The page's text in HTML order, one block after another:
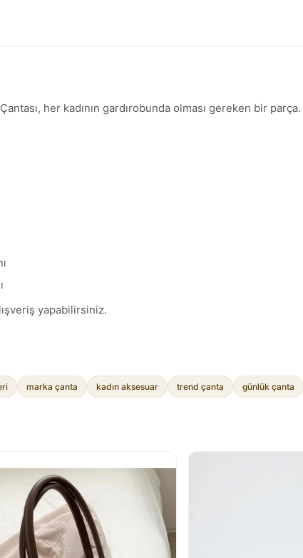
her kadının gardırobunda olması gereken bir
yapabilirsiniz.
marka çanta kadın aksesuar trend çanta günlük çanta